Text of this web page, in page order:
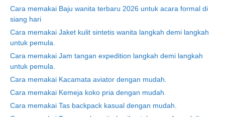
Cara memakai Baju wanita terbaru 2026 untuk acara formal di
siang hari
Cara memakai Jaket kulit sintetis wanita langkah demi langkah
untuk pemula.
Cara memakai Jam tangan expedition langkah demi langkah
untuk pemula.
Cara memakai Kacamata aviator dengan mudah.
Cara memakai Kemeja koko pria dengan mudah.
Cara memakai Tas backpack kasual dengan mudah.